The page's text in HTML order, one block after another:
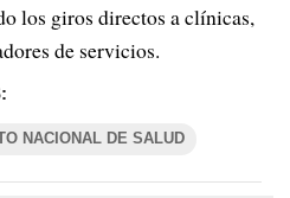
los giros directos a clínicas,
de servicios.
NACIONAL DE SALUD